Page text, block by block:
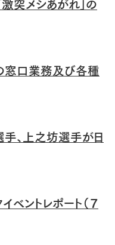
メシあがれ」の
口業務及び各種
、上之坊選手が日
ントレポート（７